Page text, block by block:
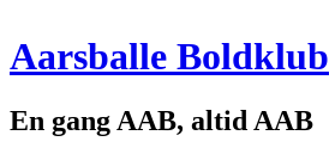
Aarsballe Boldklub
En gang AAB, altid AAB